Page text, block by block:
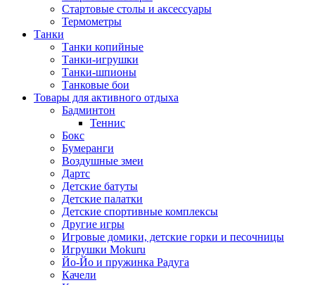
Стартовые столы и аксессуары
Термометры
Танки
Танки копийные
Танки-игрушки
Танки-шпионы
Танковые бои
Товары для активного отдыха
Бадминтон
Теннис
Бокс
Бумеранги
Воздушные змеи
Дартс
Детские батуты
Детские палатки
Детские спортивные комплексы
Другие игры
Игровые домики, детские горки и песочницы
Игрушки Mokuru
Йо-Йо и пружинка Радуга
Качели